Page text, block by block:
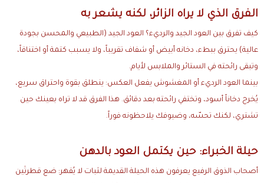
الفرق الذي لا يراه الزائر، لكنه يشعر به
كيف تفرق بين العود الجيد والرديء؟ العود الجيد (الطبيعي والمحسن بجودة
عالية) يحترق ببطء، دخانه أبيض أو شفاف تقريباً، ولا يسبب كتمة أو اختناقاً،
وتبقى رائحته في الستائر والملابس لأيام.
بينما العود الرديء أو المغشوش يفعل العكس: ينطلق بقوة واحتراق سريع،
يُخرج دخاناً أسود، وتختفي رائحته بعد دقائق. هذا الفرق قد لا تراه بعينك حين
تشتري، لكنك تحسّه، وضيوفك يلاحظونه فوراً.
حيلة الخبراء: حين يكتمل العود بالدهن
أصحاب الذوق الرفيع يعرفون هذه الحيلة القديمة لثبات لا يُقهر: ضع قطرتَين